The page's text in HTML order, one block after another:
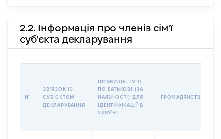
2.2. Інформація про членів сім'ї
суб'єкта декларування
№
ЗВʼЯЗОК ІЗ
СУБʼЄКТОМ
ДЕКЛАРУВАННЯ
ПРІЗВИЩЕ, ІМʼЯ,
ПО БАТЬКОВІ (ЗА
НАЯВНОСТІ) ДЛЯ
ІДЕНТИФІКАЦІЇ В
УКРАЇНІ
ГРОМАДЯНСТВО